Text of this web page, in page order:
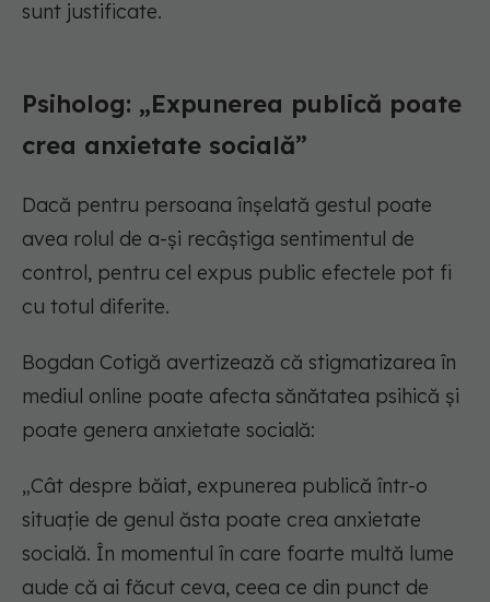
sunt justificate.
Psiholog: „Expunerea publică poate
crea anxietate socială”
Dacă pentru persoana înșelată gestul poate
avea rolul de a-și recâștiga sentimentul de
control, pentru cel expus public efectele pot fi
cu totul diferite.
Bogdan Cotigă avertizează că stigmatizarea în
mediul online poate afecta sănătatea psihică și
poate genera anxietate socială:
„Cât despre băiat, expunerea publică într-o
situație de genul ăsta poate crea anxietate
socială. În momentul în care foarte multă lume
aude că ai făcut ceva, ceea ce din punct de